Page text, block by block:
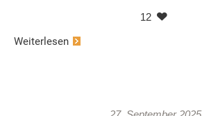
12
Weiterlesen